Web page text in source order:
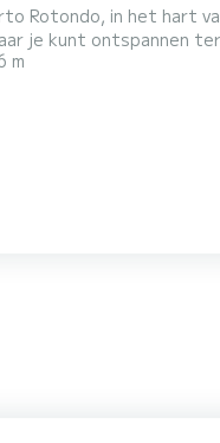
kunt ontspannen terwijl
- Motor SUZUKI 2025
De brandstof
m